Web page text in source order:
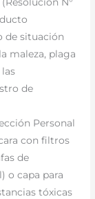
de situación
maleza, plaga
de
Personal
con filtros
de
o capa para
tóxicas